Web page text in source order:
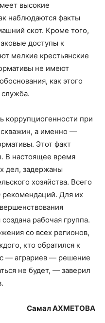
высокие
наблюдаются факты
скот. Кроме того,
доступы к
мелкие крестьянские
не имеют
как этого
коррупциогенности при
а именно —
Этот факт
В настоящее время
дел, задержаны
хозяйства. Всего
рекомендаций. Для их
рабочая группа.
со всех регионов,
кто обратился к
— аграриев — решение
не будет, — заверил
Самал АХМЕТОВА